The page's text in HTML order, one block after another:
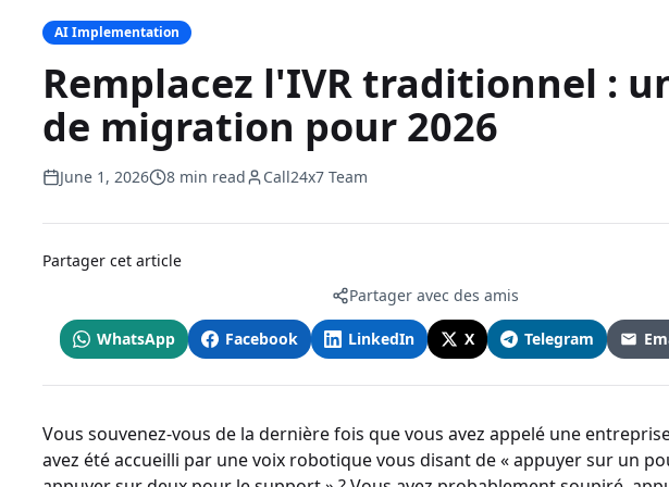
AI Implementation
Remplacez l'IVR traditionnel :
de migration pour 2026
June 1, 2026 8 min read Call24x7 Team
Partager cet article
Partager avec des amis
WhatsApp Facebook LinkedIn X Telegram
Vous souvenez-vous de la dernière fois que vous avez appelé une
avez été accueilli par une voix robotique vous disant de « appuyer sur un